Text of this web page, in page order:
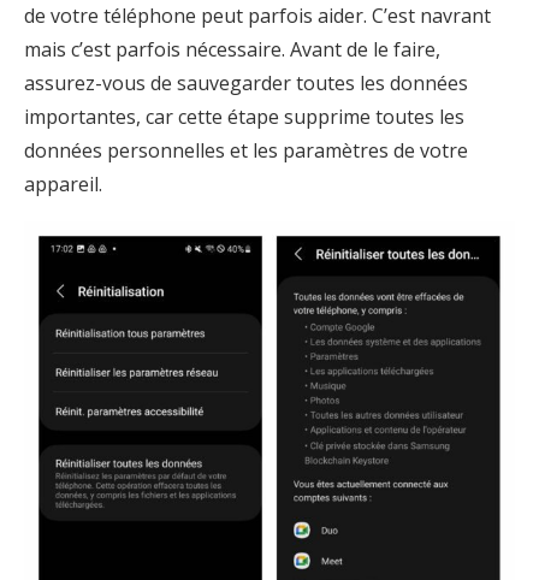
de votre téléphone peut parfois aider. C’est navrant
mais c’est parfois nécessaire. Avant de le faire,
assurez-vous de sauvegarder toutes les données
importantes, car cette étape supprime toutes les
données personnelles et les paramètres de votre
appareil.